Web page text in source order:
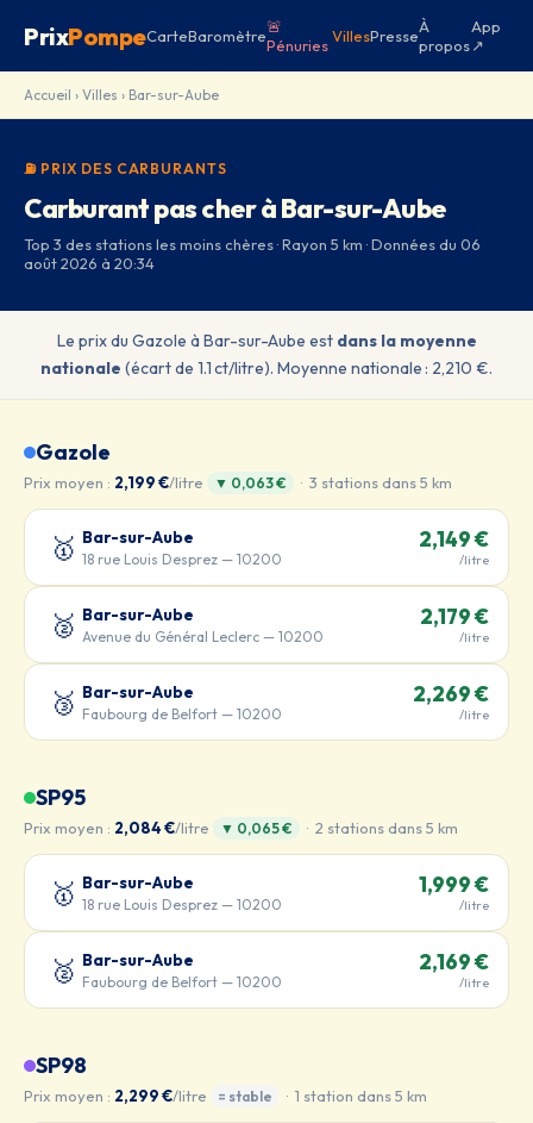
PrixPompeCarteBaromètre🚨
Pénuries VillesPresseÀ
propos
App
↗
Accueil › Villes › Bar-sur-Aube
⛽ PRIX DES CARBURANTS
Carburant pas cher à Bar-sur-Aube
Top 3 des stations les moins chères · Rayon 5 km · Données du 06
août 2026 à 20:34
Le prix du Gazole à Bar-sur-Aube est dans la moyenne
nationale (écart de 1.1 ct/litre). Moyenne nationale : 2,210 €.
Gazole
Prix moyen : 2,199 €/litre ▼ 0,063 € · 3 stations dans 5 km
🥇 Bar-sur-Aube
18 rue Louis Desprez — 10200
2,149 €
/litre
🥈 Bar-sur-Aube
Avenue du Général Leclerc — 10200
2,179 €
/litre
🥉 Bar-sur-Aube
Faubourg de Belfort — 10200
2,269 €
/litre
SP95
Prix moyen : 2,084 €/litre ▼ 0,065 € · 2 stations dans 5 km
🥇 Bar-sur-Aube
18 rue Louis Desprez — 10200
1,999 €
/litre
🥈 Bar-sur-Aube
Faubourg de Belfort — 10200
2,169 €
/litre
SP98
Prix moyen : 2,299 €/litre = stable · 1 station dans 5 km